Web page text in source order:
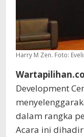
Harry M Zen. Foto:
Development
dalam rangka
Acara ini